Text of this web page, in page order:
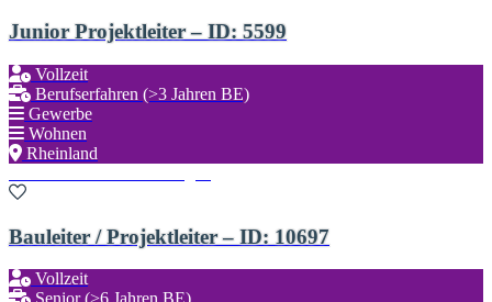
Junior Projektleiter – ID: 5599
Vollzeit
Berufserfahren (>3 Jahren BE)
Gewerbe
Wohnen
Rheinland
Bauleiter / Projektleiter – ID: 10697
Vollzeit